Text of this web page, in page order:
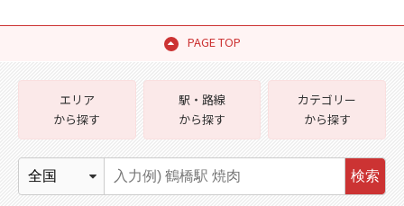
PAGE TOP
エリア
から探す
駅・路線
から探す
カテゴリー
から探す
検索